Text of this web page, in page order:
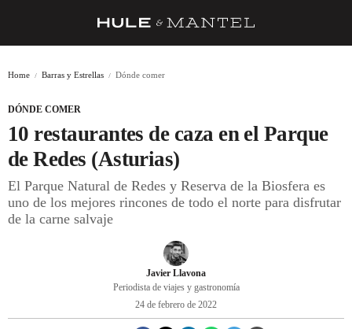
BARRAS Y ESTRELLAS
DÓNDE COMER
ÍDOLOS DE MESAS
Home Barras y Estrellas Dónde comer
DÓNDE COMER
10 restaurantes de caza en el Parque
de Redes (Asturias)
El Parque Natural de Redes y Reserva de la Biosfera es
uno de los mejores rincones de todo el norte para disfrutar
de la carne salvaje
Javier Llavona
Periodista de viajes y gastronomía
24 de febrero de 2022